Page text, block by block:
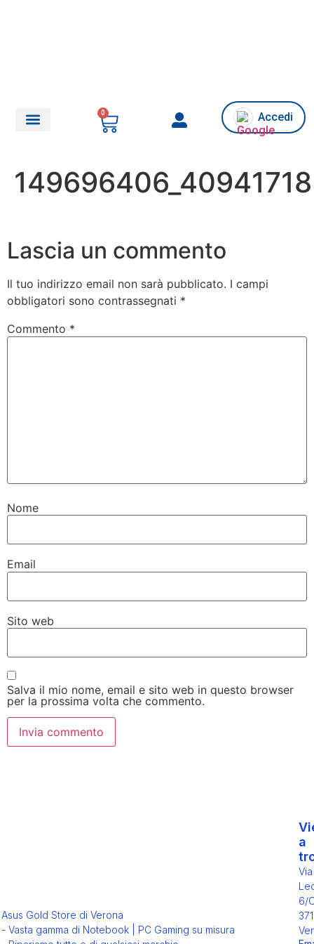
0 Accedi
Lascia un commento
Il tuo indirizzo email non sarà pubblicato. I campi
obbligatori sono contrassegnati *
Commento *
Nome
Email
Sito web
Salva il mio nome, email e sito web in questo browser
per la prossima volta che commento.
Asus Gold Store di Verona
- Vasta gamma di Notebook | PC Gaming su misura
a
Via
6/